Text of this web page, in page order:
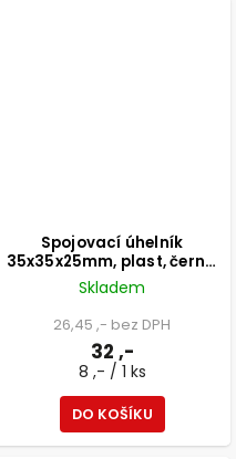
Spojovací úhelník
35x35x25mm, plast, černý,
4 ks
Skladem
26,45 ,- bez DPH
32 ,-
8 ,- / 1 ks
DO KOŠÍKU